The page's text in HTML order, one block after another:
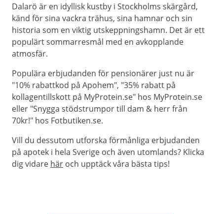
Dalarö är en idyllisk kustby i Stockholms skärgård,
känd för sina vackra trähus, sina hamnar och sin
historia som en viktig utskeppningshamn. Det är ett
populärt sommarresmål med en avkopplande
atmosfär.
Populära erbjudanden för pensionärer just nu är
"10% rabattkod på Apohem", "35% rabatt på
kollagentillskott på MyProtein.se" hos MyProtein.se
eller "Snygga stödstrumpor till dam & herr från
70kr!" hos Fotbutiken.se.
Vill du dessutom utforska förmånliga erbjudanden
på apotek i hela Sverige och även utomlands? Klicka
dig vidare här och upptäck våra bästa tips!